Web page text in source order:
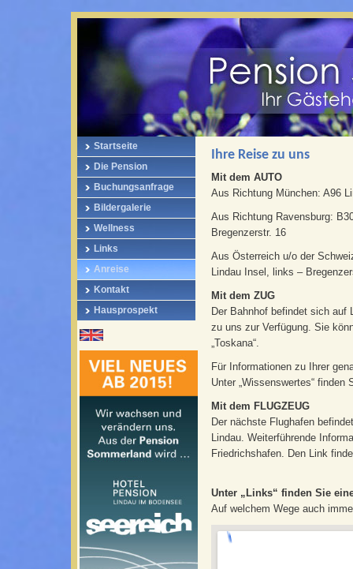
Startseite
Die Pension
Buchungsanfrage
Bildergalerie
Wellness
Links
Anreise
Kontakt
Hausprospekt
Ihre Reise zu uns
Mit dem AUTO
Aus Richtung München: A96
Aus Richtung Ravensburg:
Bregenzerstr. 16
Aus Österreich u/o der
Lindau Insel, links –
Mit dem ZUG
Der Bahnhof befindet sich auf
zu uns zur Verfügung. Sie
„Toskana“.
Für Informationen zu Ihrer
Unter „Wissenswertes“
Mit dem FLUGZEUG
Der nächste Flughafen
Lindau. Weiterführende
Friedrichshafen. Den Link
Unter „Links“ finden Sie
Auf welchem Wege auch